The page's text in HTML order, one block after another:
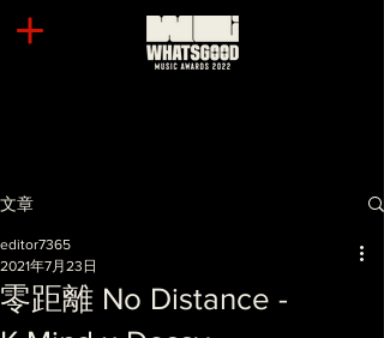
文章
零距離 No Distance -
editor7365
2021年7月23日